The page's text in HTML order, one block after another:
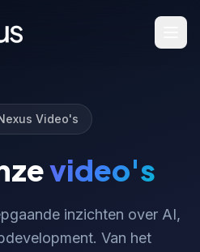
Video's
video's
inzichten over AI,
Van het